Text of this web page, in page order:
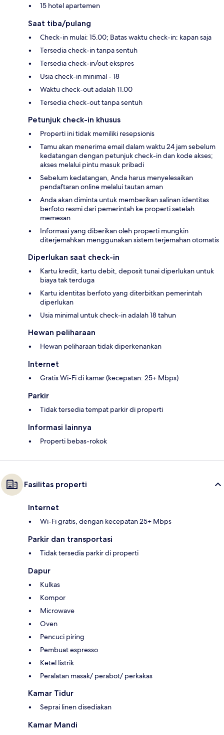
15 hotel apartemen
Saat tiba/pulang
Check-in mulai: 15.00; Batas waktu check-in: kapan saja
Tersedia check-in tanpa sentuh
Tersedia check-in/out ekspres
Usia check-in minimal - 18
Waktu check-out adalah 11.00
Tersedia check-out tanpa sentuh
Petunjuk check-in khusus
Properti ini tidak memiliki resepsionis
Tamu akan menerima email dalam waktu 24 jam sebelum
kedatangan dengan petunjuk check-in dan kode akses;
akses melalui pintu masuk pribadi
Sebelum kedatangan, Anda harus menyelesaikan
pendaftaran online melalui tautan aman
Anda akan diminta untuk memberikan salinan identitas
berfoto resmi dari pemerintah ke properti setelah
memesan
Informasi yang diberikan oleh properti mungkin
diterjemahkan menggunakan sistem terjemahan otomatis
Diperlukan saat check-in
Kartu kredit, kartu debit, deposit tunai diperlukan untuk
biaya tak terduga
Kartu identitas berfoto yang diterbitkan pemerintah
diperlukan
Usia minimal untuk check-in adalah 18 tahun
Hewan peliharaan
Hewan peliharaan tidak diperkenankan
Internet
Gratis Wi-Fi di kamar (kecepatan: 25+ Mbps)
Parkir
Tidak tersedia tempat parkir di properti
Informasi lainnya
Properti bebas-rokok
Fasilitas properti
Internet
Wi-Fi gratis, dengan kecepatan 25+ Mbps
Parkir dan transportasi
Tidak tersedia parkir di properti
Dapur
Kulkas
Kompor
Microwave
Oven
Pencuci piring
Pembuat espresso
Ketel listrik
Peralatan masak/ perabot/ perkakas
Kamar Tidur
Seprai linen disediakan
Kamar Mandi